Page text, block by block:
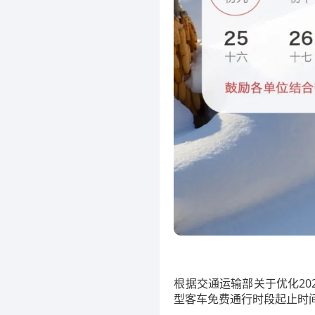
根据交通运输部关于优化
型客车免费通行时段起止时